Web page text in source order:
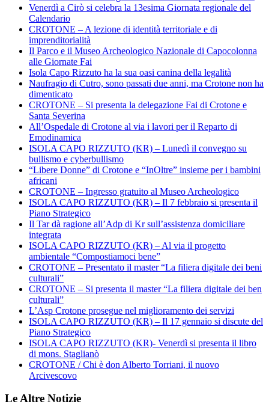
Venerdì a Cirò si celebra la 13esima Giornata regionale del
Calendario
CROTONE – A lezione di identità territoriale e di
imprenditorialità
Il Parco e il Museo Archeologico Nazionale di Capocolonna
alle Giornate Fai
Isola Capo Rizzuto ha la sua oasi canina della legalità
Naufragio di Cutro, sono passati due anni, ma Crotone non ha
dimenticato
CROTONE – Si presenta la delegazione Fai di Crotone e
Santa Severina
All’Ospedale di Crotone al via i lavori per il Reparto di
Emodinamica
ISOLA CAPO RIZZUTO (KR) – Lunedì il convegno su
bullismo e cyberbullismo
“Libere Donne” di Crotone e “InOltre” insieme per i bambini
africani
CROTONE – Ingresso gratuito al Museo Archeologico
ISOLA CAPO RIZZUTO (KR) – Il 7 febbraio si presenta il
Piano Strategico
Il Tar dà ragione all’Adp di Kr sull’assistenza domiciliare
integrata
ISOLA CAPO RIZZUTO (KR) – Al via il progetto
ambientale “Compostiamoci bene”
CROTONE – Presentato il master “La filiera digitale dei beni
culturali”
CROTONE – Si presenta il master “La filiera digitale dei ben
culturali”
L’Asp Crotone prosegue nel miglioramento dei servizi
ISOLA CAPO RIZZUTO (KR) – Il 17 gennaio si discute del
Piano Strategico
ISOLA CAPO RIZZUTO (KR)- Venerdì si presenta il libro
di mons. Staglianò
CROTONE / Chi è don Alberto Torriani, il nuovo
Arcivescovo
Le Altre Notizie